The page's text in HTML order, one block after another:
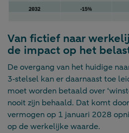
Van fictief naar
de impact op het
De overgang van het huidige
3‑stelsel kan er daarnaast toe
moet worden betaald over
nooit zijn behaald. Dat komt
vermogen op 1 januari 2028
op de werkelijke waarde.